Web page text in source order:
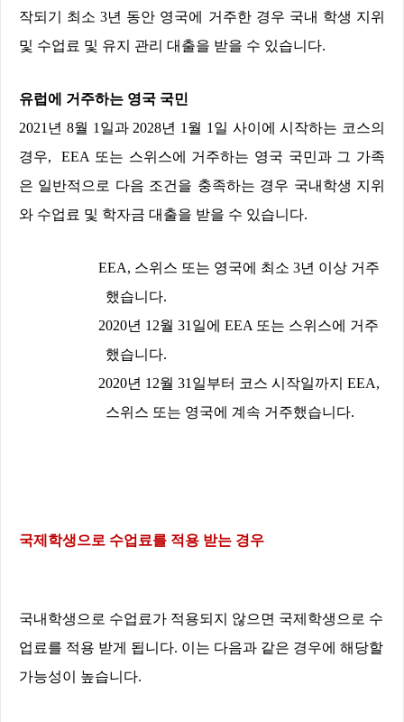
작되기 최소 3년 동안 영국에 거주한 경우 국내 학생 지위
및 수업료 및 유지 관리 대출을 받을 수 있습니다.
유럽에 거주하는 영국 국민
2021 년 8월 1 일과2028년 1 월 1 일 사이에 시작하는 코스의
경우, EEA 또는 스위스에 거주하는 영국 국민과 그 가족
은 일반적으로 다음 조건을 충족하는 경우 국내학생 지위
와 수업료 및 학자금 대출을 받을 수 있습니다.
EEA, 스위스 또는 영국에 최소 3년 이상 거주
했습니다.
2020년 12월 31 일에 EEA 또는 스위스에 거주
했습니다.
2020년 12월 31 일부터 코스 시작일까지 EEA,
스위스 또는 영국에 계속 거주했습니다.
국제학생으로 수업료를 적용 받는 경우
국내학생으로 수업료가 적용되지 않으면 국제학생으로 수
업료를 적용 받게 됩니다. 이는 다음과 같은 경우에 해당할
가능성이 높습니다.